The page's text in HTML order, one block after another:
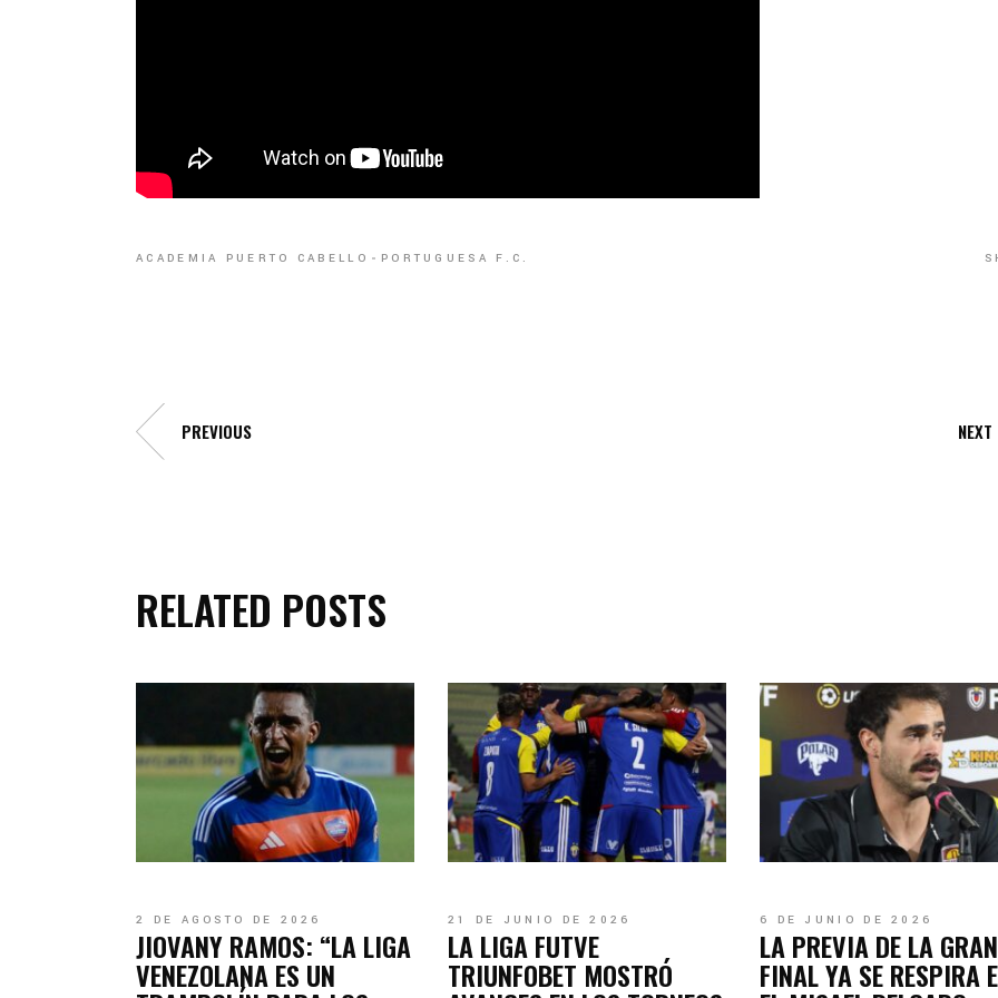
ACADEMIA PUERTO CABELLO PORTUGUESA F.C.
PREVIOUS NEXT
RELATED POSTS
2 DE AGOSTO DE 2026
JIOVANY RAMOS: “LA LIGA
VENEZOLANA ES UN
21 DE JUNIO DE 2026
LA LIGA FUTVE
TRIUNFOBET MOSTRÓ
6 DE JUNIO DE 2026
LA PREVIA DE LA GRAN
FINAL YA SE RESPIRA